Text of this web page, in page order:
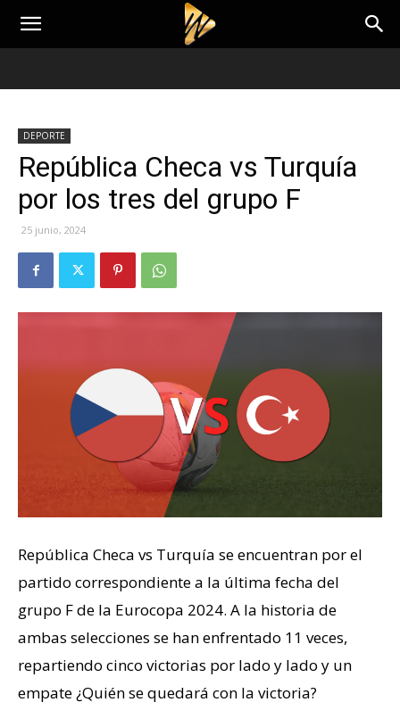
DEPORTE
República Checa vs Turquía
por los tres del grupo F
25 junio, 2024
República Checa vs Turquía se encuentran por el
partido correspondiente a la última fecha del
grupo F de la Eurocopa 2024. A la historia de
ambas selecciones se han enfrentado 11 veces,
repartiendo cinco victorias por lado y lado y un
empate ¿Quién se quedará con la victoria?